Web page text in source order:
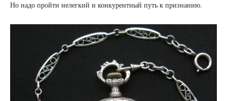
Но надо пройти нелегкий и конкурентный путь к признанию.